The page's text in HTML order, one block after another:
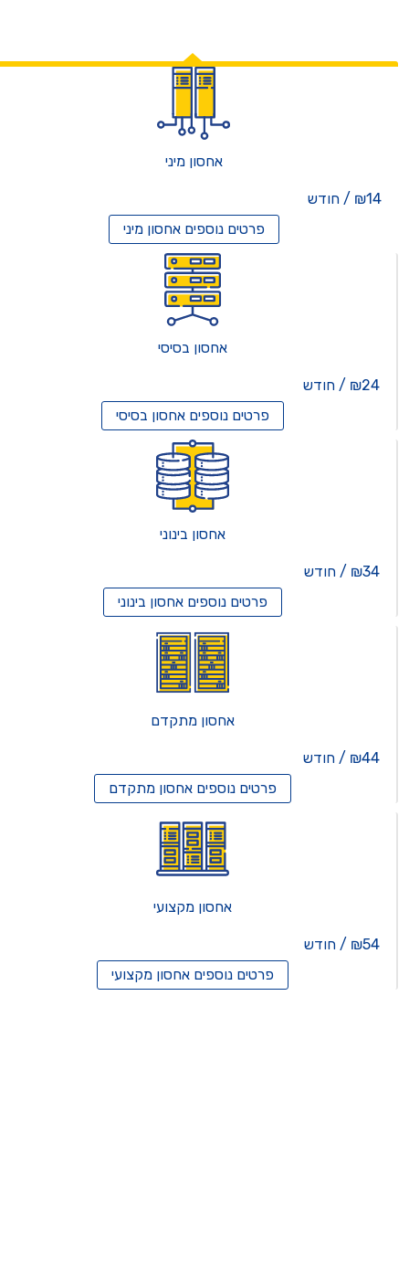
אחסון מיני
₪14 / חודש
פרטים נוספיםאחסון מיני
אחסון בסיסי
₪24 / חודש
פרטים נוספיםאחסון בסיסי
אחסון בינוני
₪34 / חודש
פרטים נוספיםאחסון בינוני
אחסון מתקדם
₪44 / חודש
פרטים נוספיםאחסון מתקדם
אחסון מקצועי
₪54 / חודש
פרטים נוספיםאחסון מקצועי